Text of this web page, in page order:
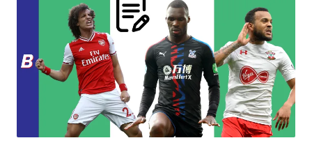
De
Contrat
En
Premier
League
(partie
1)